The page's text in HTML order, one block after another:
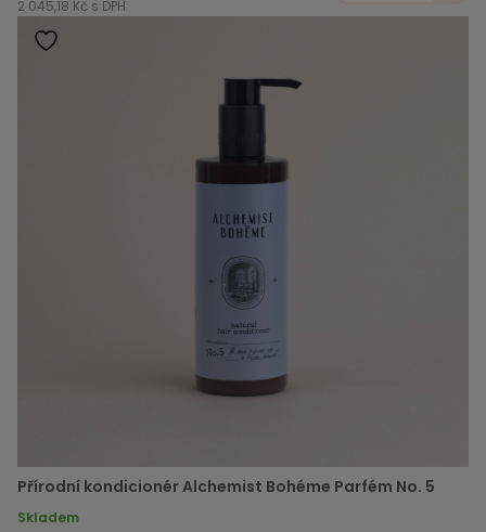
2 045,18 Kč s DPH
Přírodní kondicionér Alchemist Bohéme Parfém No. 5
Skladem